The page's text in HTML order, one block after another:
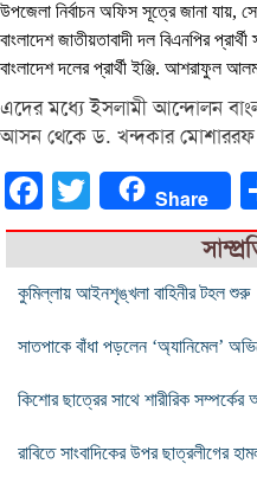
উপজেলা নির্বাচন অফিস সূত্রে জানা যায়,
বাংলাদেশ জাতীয়তাবাদী দল বিএনপির
বাংলাদেশ দলের প্রার্থী ইঞ্জি. আশরাফুল
এদের মধ্যে ইসলামী আন্দোলন
আসন থেকে ড. খন্দকার মোশাররফ
FacebookTwitter Share
কুমিল্লায় আইনশৃঙ্খলা বাহিনীর টহল শুরু
সাতপাকে বাঁধা পড়লেন ‘অ্যানিমেল’
কিশোর ছাত্রের সাথে শারীরিক সম্পর্কের
রাবিতে সাংবাদিকের উপর ছাত্রলীগের